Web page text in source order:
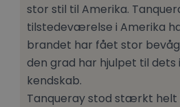
stor stil til Amerika.
tilstedeværelse i Amerika
brandet har fået stor
den grad har hjulpet til
kendskab.
Tanqueray stod stærkt helt